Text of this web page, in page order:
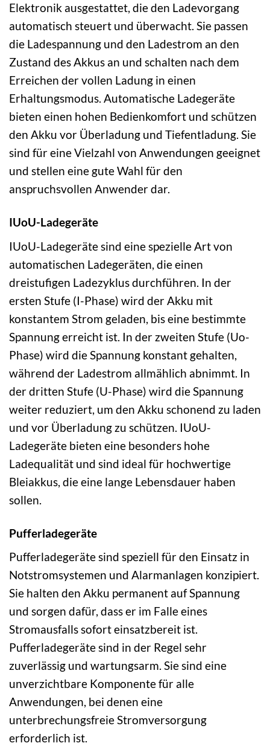
Elektronik ausgestattet, die den Ladevorgang
automatisch steuert und überwacht. Sie passen
die Ladespannung und den Ladestrom an den
Zustand des Akkus an und schalten nach dem
Erreichen der vollen Ladung in einen
Erhaltungsmodus. Automatische Ladegeräte
bieten einen hohen Bedienkomfort und schützen
den Akku vor Überladung und Tiefentladung. Sie
sind für eine Vielzahl von Anwendungen geeignet
und stellen eine gute Wahl für den
anspruchsvollen Anwender dar.
IUoU-Ladegeräte
IUoU-Ladegeräte sind eine spezielle Art von
automatischen Ladegeräten, die einen
dreistufigen Ladezyklus durchführen. In der
ersten Stufe (I-Phase) wird der Akku mit
konstantem Strom geladen, bis eine bestimmte
Spannung erreicht ist. In der zweiten Stufe (Uo-
Phase) wird die Spannung konstant gehalten,
während der Ladestrom allmählich abnimmt. In
der dritten Stufe (U-Phase) wird die Spannung
weiter reduziert, um den Akku schonend zu laden
und vor Überladung zu schützen. IUoU-
Ladegeräte bieten eine besonders hohe
Ladequalität und sind ideal für hochwertige
Bleiakkus, die eine lange Lebensdauer haben
sollen.
Pufferladegeräte
Pufferladegeräte sind speziell für den Einsatz in
Notstromsystemen und Alarmanlagen konzipiert.
Sie halten den Akku permanent auf Spannung
und sorgen dafür, dass er im Falle eines
Stromausfalls sofort einsatzbereit ist.
Pufferladegeräte sind in der Regel sehr
zuverlässig und wartungsarm. Sie sind eine
unverzichtbare Komponente für alle
Anwendungen, bei denen eine
unterbrechungsfreie Stromversorgung
erforderlich ist.